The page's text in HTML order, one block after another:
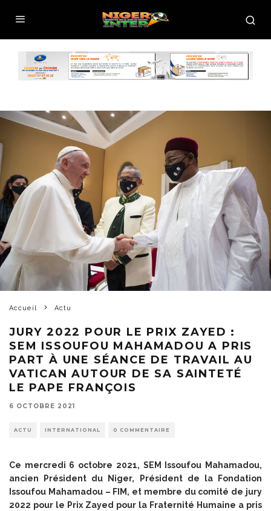
Accueil Actu
JURY 2022 POUR LE PRIX ZAYED :
SEM ISSOUFOU MAHAMADOU A PRIS
PART À UNE SÉANCE DE TRAVAIL AU
VATICAN AUTOUR DE SA SAINTETÉ
LE PAPE FRANÇOIS
6 OCTOBRE 2021
ACTU INTERNATIONAL 0 COMMENTAIRE
Ce mercredi 6 octobre 2021, SEM Issoufou Mahamadou,
ancien Président du Niger, Président de la Fondation
Issoufou Mahamadou – FIM, et membre du comité de jury
2022 pour le Prix Zayed pour la Fraternité Humaine a pris